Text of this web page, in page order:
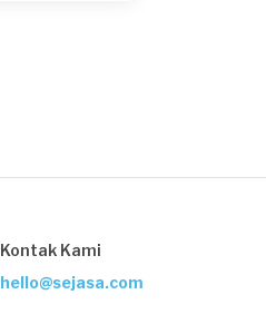
Kontak Kami
hello@sejasa.com